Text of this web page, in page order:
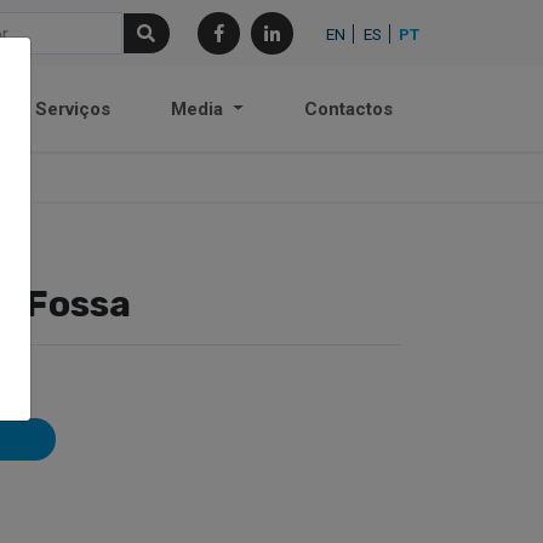
EN ES PT
Serviços Media Contactos
Fossa